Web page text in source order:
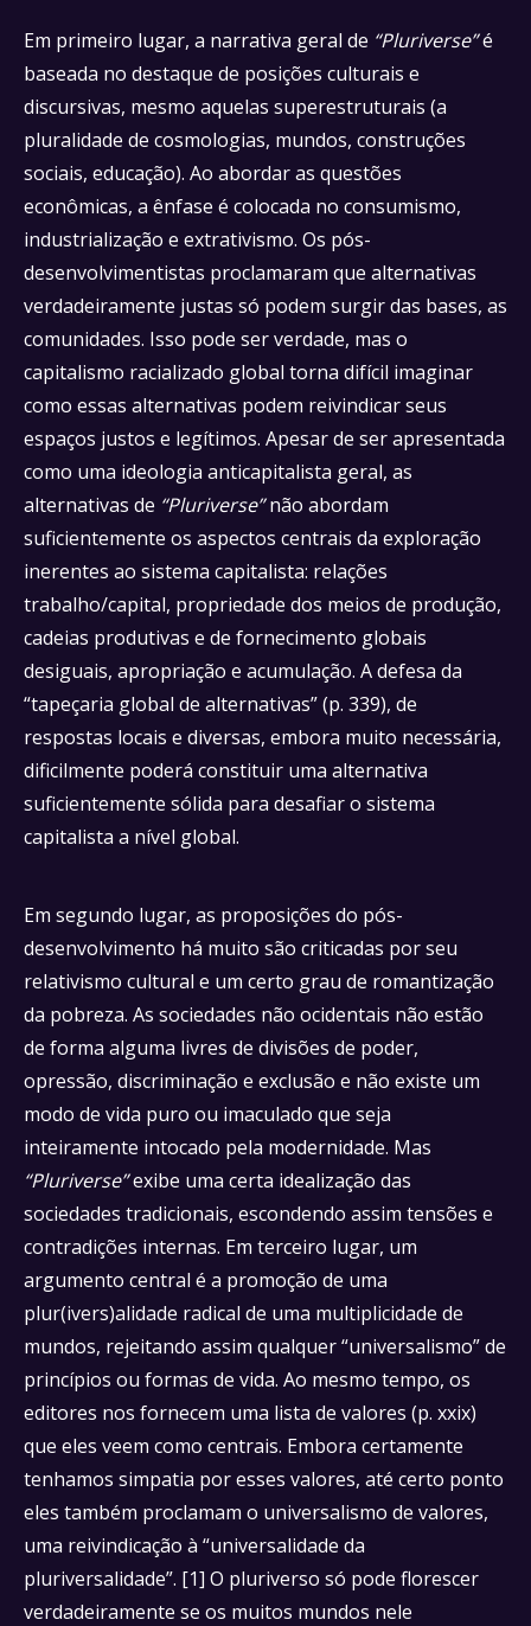
Em primeiro lugar, a narrativa geral de “Pluriverse”é
baseada no destaque de posições culturais e
discursivas, mesmo aquelas superestruturais (a
pluralidade de cosmologias, mundos, construções
sociais, educação). Ao abordar as questões
econômicas, a ênfase é colocada no consumismo,
industrialização e extrativismo. Os pós-
desenvolvimentistas proclamaram que alternativas
verdadeiramente justas só podem surgir das bases, as
comunidades. Isso pode ser verdade, mas o
capitalismo racializado global torna difícil imaginar
como essas alternativas podem reivindicar seus
espaços justos e legítimos. Apesar de ser apresentada
como uma ideologia anticapitalista geral, as
alternativas de “Pluriverse”não abordam
suficientemente os aspectos centrais da exploração
inerentes ao sistema capitalista: relações
trabalho/capital, propriedade dos meios de produção,
cadeias produtivas e de fornecimento globais
desiguais, apropriação e acumulação. A defesa da
“tapeçaria global de alternativas” (p. 339), de
respostas locais e diversas, embora muito necessária,
dificilmente poderá constituir uma alternativa
suficientemente sólida para desafiar o sistema
capitalista a nível global.
Em segundo lugar, as proposições do pós-
desenvolvimento há muito são criticadas por seu
relativismo cultural e um certo grau de romantização
da pobreza. As sociedades não ocidentais não estão
de forma alguma livres de divisões de poder,
opressão, discriminação e exclusão e não existe um
modo de vida puro ou imaculado que seja
inteiramente intocado pela modernidade. Mas
“Pluriverse”exibe uma certa idealização das
sociedades tradicionais, escondendo assim tensões e
contradições internas. Em terceiro lugar, um
argumento central é a promoção de uma
plur(ivers)alidade radical de uma multiplicidade de
mundos, rejeitando assim qualquer “universalismo” de
princípios ou formas de vida. Ao mesmo tempo, os
editores nos fornecem uma lista de valores (p. xxix)
que eles veem como centrais. Embora certamente
tenhamos simpatia por esses valores, até certo ponto
eles também proclamam o universalismo de valores,
uma reivindicação à “universalidade da
pluriversalidade”. [1] O pluriverso só pode florescer
verdadeiramente se os muitos mundos nele